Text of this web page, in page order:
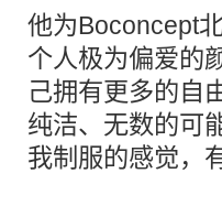
他为Boconcept
个人极为偏爱的
己拥有更多的自
纯洁、无数的可
我制服的感觉，